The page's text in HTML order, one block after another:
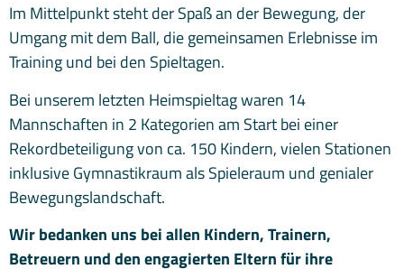
Im Mittelpunkt steht der Spaß an der Bewegung, der
Umgang mit dem Ball, die gemeinsamen Erlebnisse im
Training und bei den Spieltagen.
Bei unserem letzten Heimspieltag waren 14
Mannschaften in 2 Kategorien am Start bei einer
Rekordbeteiligung von ca. 150 Kindern, vielen Stationen
inklusive Gymnastikraum als Spieleraum und genialer
Bewegungslandschaft.
Wir bedanken uns bei allen Kindern, Trainern,
Betreuern und den engagierten Eltern für ihre